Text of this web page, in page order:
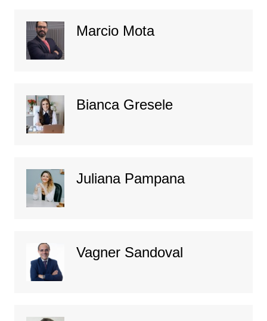
Marcio Mota
Bianca Gresele
Juliana Pampana
Vagner Sandoval